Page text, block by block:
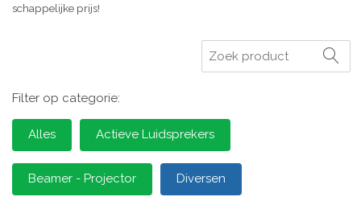
schappelijke prijs!
Zoeken
Filter op categorie:
Alles Actieve Luidsprekers
Beamer - Projector Diversen